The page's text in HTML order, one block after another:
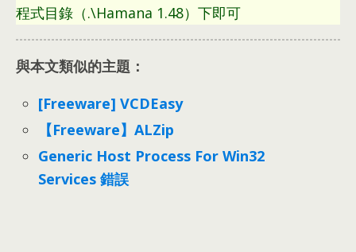
程式目錄（.\Hamana 1.48）下即可
與本文類似的主題：
[Freeware] VCDEasy
【Freeware】ALZip
Generic Host Process For Win32
Services 錯誤